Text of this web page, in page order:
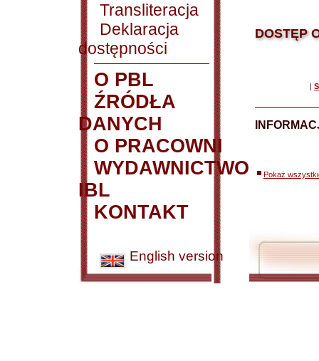
Transliteracja
Deklaracja
dostępności
O PBL
ŹRÓDŁA
DANYCH
O PRACOWNI
WYDAWNICTWO
IBL
KONTAKT
English version
DOSTĘP
|
Pokaż